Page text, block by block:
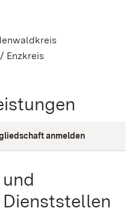
Enzkreis
anmelden